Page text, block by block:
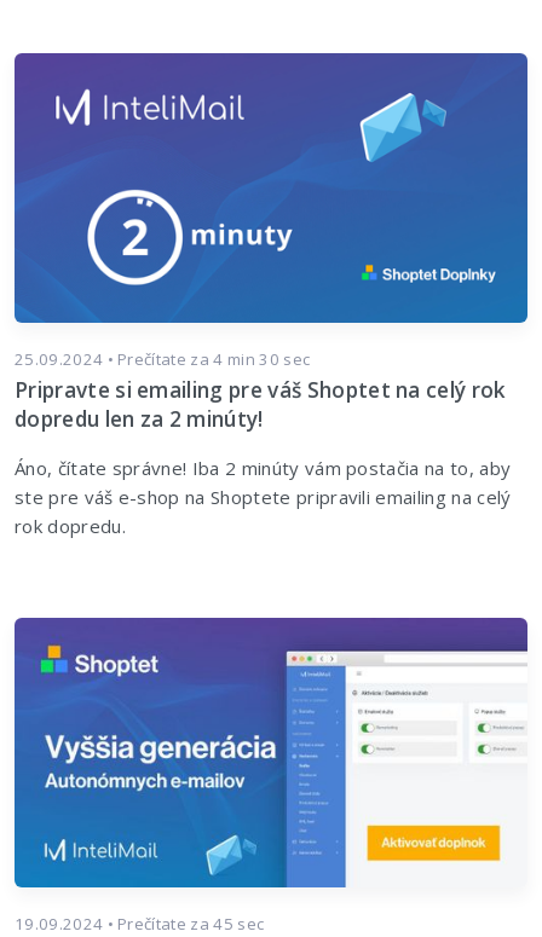
25.09.2024 • Prečítate za 4 min 30 sec
Pripravte si emailing pre váš Shoptet na celý rok
dopredu len za 2 minúty!
Áno, čítate správne! Iba 2 minúty vám postačia na to, aby
ste pre váš e-shop na Shoptete pripravili emailing na celý
rok dopredu.
19.09.2024 • Prečítate za 45 sec